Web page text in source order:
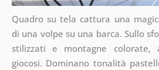
Quadro su tela cattura una
di una volpe su una barca. Sullo
stilizzati e montagne colorate,
giocosi. Dominano tonalità